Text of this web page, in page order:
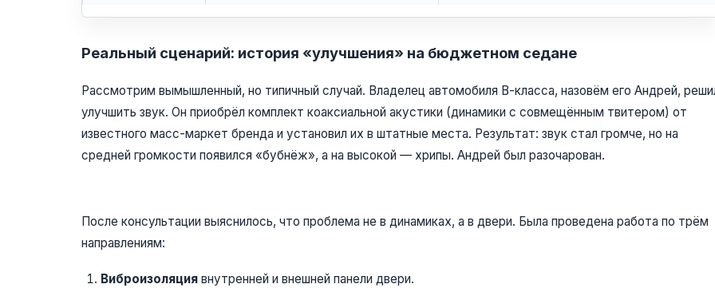
Реальный сценарий: история «улучшения» на бюджетном седане
Рассмотрим вымышленный, но типичный случай. Владелец автомобиля В-класса, назовём его Андрей,
улучшить звук. Он приобрёл комплект коаксиальной акустики (динамики с совмещённым твитером) от
известного масс-маркет бренда и установил их в штатные места. Результат: звук стал громче, но на
средней громкости появился «бубнёж», а на высокой — хрипы. Андрей был разочарован.
После консультации выяснилось, что проблема не в динамиках, а в двери. Была проведена работа по трём
направлениям:
Виброизоляция внутренней и внешней панели двери.